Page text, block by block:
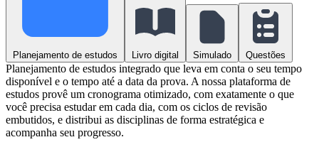
Planejamento de estudos Livro digital Simulado Questões
Planejamento de estudos integrado que leva em conta o seu tempo
disponível e o tempo até a data da prova. A nossa plataforma de
estudos provê um cronograma otimizado, com exatamente o que
você precisa estudar em cada dia, com os ciclos de revisão
embutidos, e distribui as disciplinas de forma estratégica e
acompanha seu progresso.